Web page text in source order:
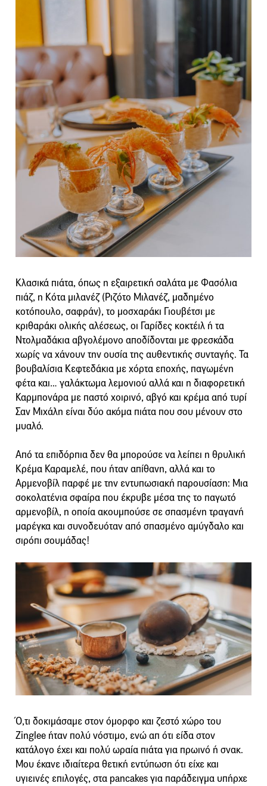
Κλασικά πιάτα, όπως η εξαιρετική σαλάτα με Φασόλια
πιάζ, η Κότα μιλανέζ (Ριζότο Μιλανέζ, μαδημένο
κοτόπουλο, σαφράν), το μοσχαράκι Γιουβέτσι με
κριθαράκι ολικής αλέσεως, οι Γαρίδες κοκτέιλ ή τα
Ντολμαδάκια αβγολέμονο αποδίδονται με φρεσκάδα
χωρίς να χάνουν την ουσία της αυθεντικής συνταγής. Τα
βουβαλίσια Κεφτεδάκια με χόρτα εποχής, παγωμένη
φέτα και… γαλάκτωμα λεμονιού αλλά και η διαφορετική
Καρμπονάρα με παστό χοιρινό, αβγό και κρέμα από τυρί
Σαν Μιχάλη είναι δύο ακόμα πιάτα που σου μένουν στο
μυαλό.
Από τα επιδόρπια δεν θα μπορούσε να λείπει η θρυλική
Κρέμα Καραμελέ, που ήταν απίθανη, αλλά και το
Αρμενοβίλ παρφέ με την εντυπωσιακή παρουσίαση: Μια
σοκολατένια σφαίρα που έκρυβε μέσα της το παγωτό
αρμενοβίλ, η οποία ακουμπούσε σε σπασμένη τραγανή
μαρέγκα και συνοδευόταν από σπασμένο αμύγδαλο και
σιρόπι σουμάδας!
Ό,τι δοκιμάσαμε στον όμορφο και ζεστό χώρο του
Zinglee ήταν πολύ νόστιμο, ενώ απ ότι είδα στον
κατάλογο έχει και πολύ ωραία πιάτα για πρωινό ή σνακ.
Μου έκανε ιδιαίτερα θετική εντύπωση ότι είχε και
υγιεινές επιλογές, στα pancakes για παράδειγμα υπήρχε